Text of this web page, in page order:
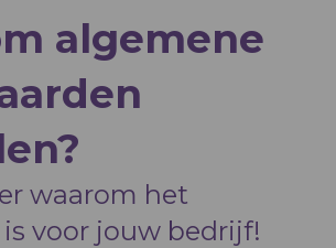
algemene
waarom het
voor jouw bedrijf!